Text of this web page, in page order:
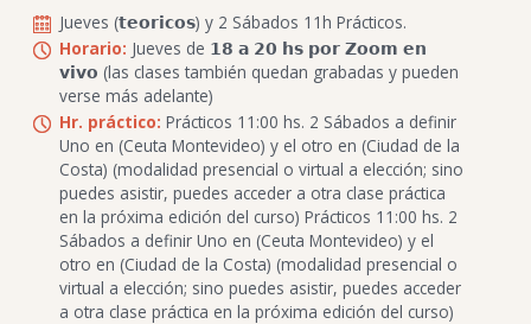
Jueves (𝘁𝗲𝗼𝗿𝗶𝗰𝗼𝘀) y 2 Sábados 11h Prácticos.
Horario: Jueves de 𝟭𝟴 𝗮 𝟮𝟬 𝗵𝘀 𝗽𝗼𝗿 𝗭𝗼𝗼𝗺 𝗲𝗻
𝘃𝗶𝘃𝗼 (las clases también quedan grabadas y pueden
verse más adelante)
Hr. práctico: Prácticos 11:00 hs. 2 Sábados a definir
Uno en (Ceuta Montevideo) y el otro en (Ciudad de la
Costa) (modalidad presencial o virtual a elección; sino
puedes asistir, puedes acceder a otra clase práctica
en la próxima edición del curso) Prácticos 11:00 hs. 2
Sábados a definir Uno en (Ceuta Montevideo) y el
otro en (Ciudad de la Costa) (modalidad presencial o
virtual a elección; sino puedes asistir, puedes acceder
a otra clase práctica en la próxima edición del curso)